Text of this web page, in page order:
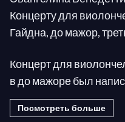
Концерту для
Гайдна, до мажор,
Концерт для
в до мажоре был
подарок давнему
тогдашнему ведущему
Посмотреть больше